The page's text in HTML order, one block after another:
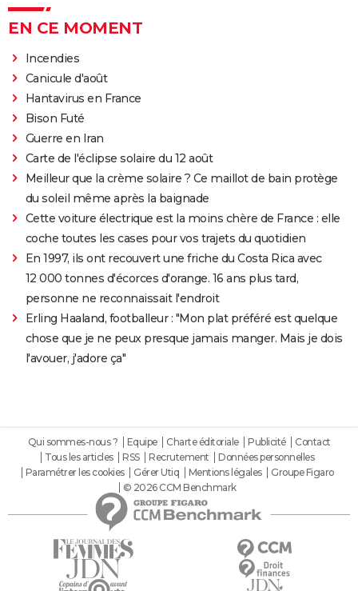
EN CE MOMENT
Incendies
Canicule d'août
Hantavirus en France
Bison Futé
Guerre en Iran
Carte de l'éclipse solaire du 12 août
Meilleur que la crème solaire ? Ce maillot de bain protège
du soleil même après la baignade
Cette voiture électrique est la moins chère de France : elle
coche toutes les cases pour vos trajets du quotidien
En 1997, ils ont recouvert une friche du Costa Rica avec
12 000 tonnes d'écorces d'orange. 16 ans plus tard,
personne ne reconnaissait l'endroit
Erling Haaland, footballeur : "Mon plat préféré est quelque
chose que je ne peux presque jamais manger. Mais je dois
l'avouer, j'adore ça"
Qui sommes-nous ? Equipe Charte éditoriale Publicité
Contact
Tous les articles
RSS Recrutement
Données personnelles
Paramétrer les cookies
Gérer Utiq Mentions légales
Groupe Figaro
© 2026 CCM Benchmark